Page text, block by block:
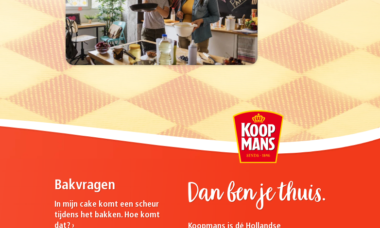
Bakvragen
In mijn cake komt een scheur
tijdens het bakken. Hoe komt
dat?
Dan ben je thuis.